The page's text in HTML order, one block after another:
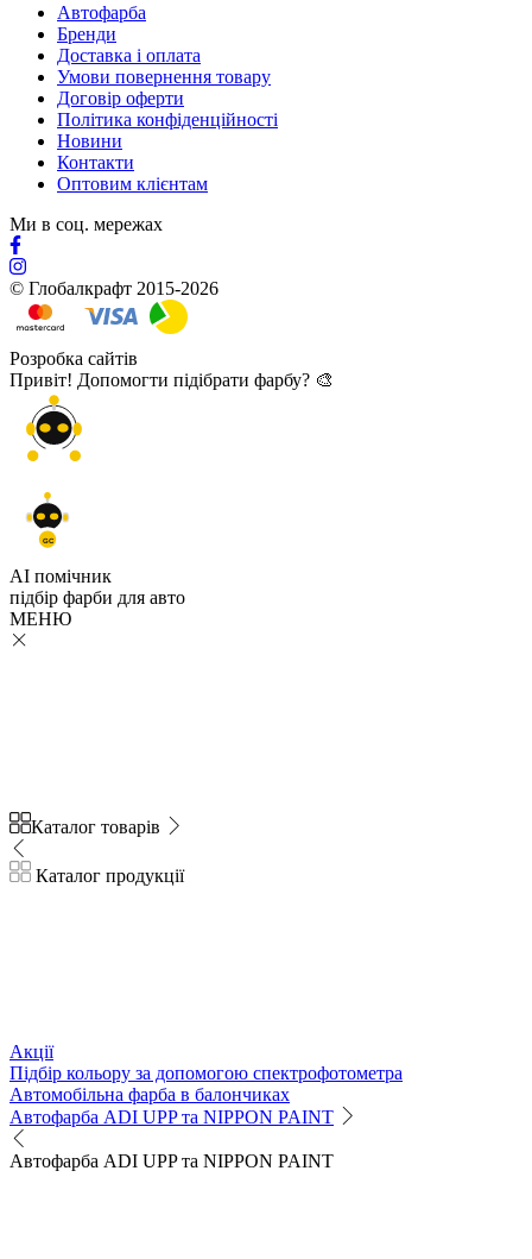
Автофарба
Бренди
Доставка і оплата
Умови повернення товару
Договір оферти
Політика конфіденційності
Новини
Контакти
Оптовим клієнтам
Ми в соц. мережах
© Глобалкрафт 2015-2026
Розробка сайтів
Привіт! Допомогти підібрати фарбу? 🎨
GC
AI помічник
підбір фарби для авто
МЕНЮ
Каталог товарів
Каталог продукції
Акції
Підбір кольору за допомогою спектрофотометра
Автомобільна фарба в балончиках
Автофарба ADI UPP та NIPPON PAINT
Автофарба ADI UPP та NIPPON PAINT